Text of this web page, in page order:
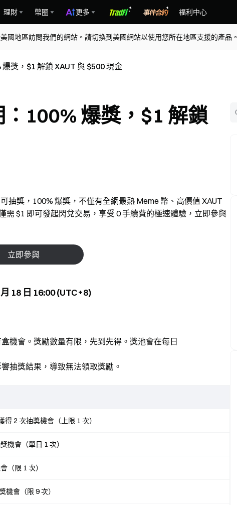
理財 幣圈 更多 福利中心
國地區訪問我們的網站。請切換到美國網站以使用您所在地區支援的產品。
獎，$1 解鎖 XAUT 與 $500 現金
100% 爆獎，$1 解鎖
抽獎，100% 爆獎，不僅有全網最熱 Meme 幣、高價值 XAUT
$1 即可發起閃兌交易，享受 0 手續費的極速體驗，立即參與
立即參與
18 日 16:00 (UTC+8)
機會。獎勵數量有限，先到先得。獎池會在每日
抽獎結果，導致無法領取獎勵。
2 次抽獎機會（上限 1 次）
機會（單日 1 次）
（限 1 次）
機會（限 9 次）